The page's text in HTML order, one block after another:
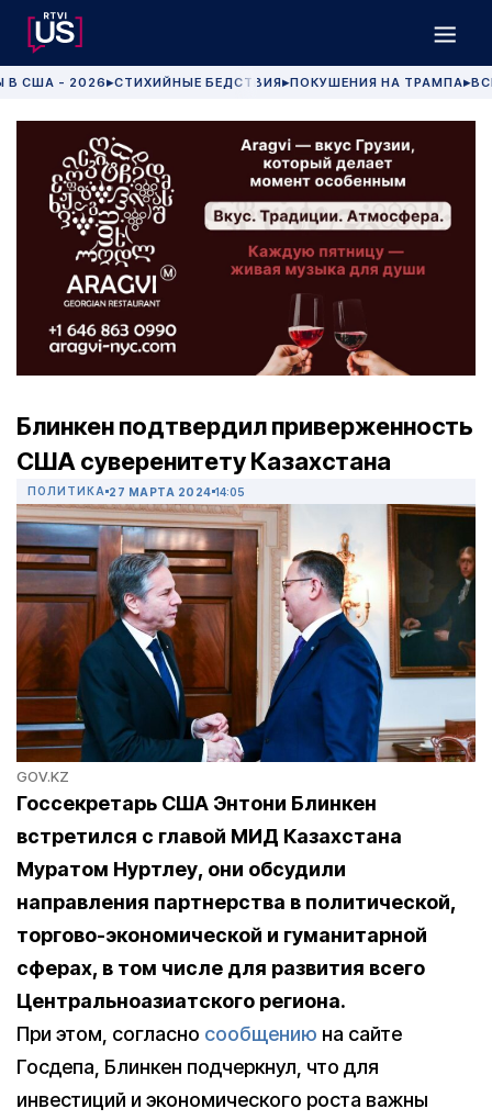
В США - 2026 ▶СТИХИЙНЫЕ БЕДСТВИЯ▶ПОКУШЕНИЯ НА ТРАМПА▶
Блинкен подтвердил приверженность
США суверенитету Казахстана
ПОЛИТИКА 27 МАРТА 2024 14:05
GOV.KZ
Госсекретарь США Энтони Блинкен
встретился с главой МИД Казахстана
Муратом Нуртлеу, они обсудили
направления партнерства в политической,
торгово-экономической и гуманитарной
сферах, в том числе для развития всего
Центральноазиатского региона.
При этом, согласно сообщению на сайте
Госдепа, Блинкен подчеркнул, что для
инвестиций и экономического роста важны